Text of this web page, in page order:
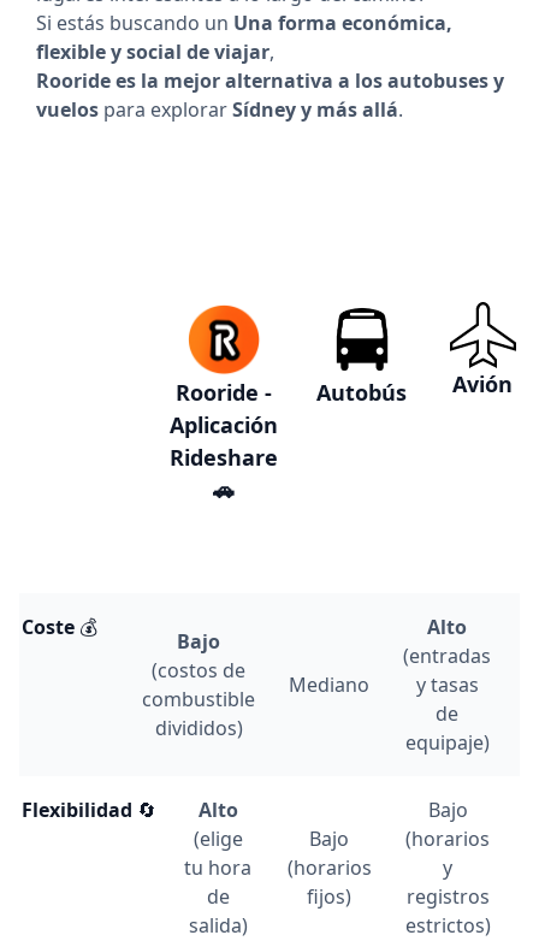
Si estás buscando un Una forma económica,
flexible y social de viajar,
Rooride es la mejor alternativa a los autobuses y
vuelos para explorarSídney y más allá.
Rooride -
Aplicación
Rideshare
🚗
Autobús Avión
Coste 💰
Bajo
(costos de
combustible
divididos)
Mediano
Alto
(entradas
y tasas
de
equipaje)
Flexibilidad 🔄
Alto
(elige
tu hora
de
salida)
Bajo
(horarios
fijos)
Bajo
(horarios
y
registros
estrictos)